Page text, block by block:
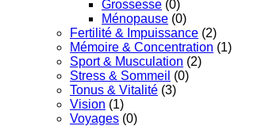
Grossesse (0)
Ménopause (0)
Fertilité & Impuissance (2)
Mémoire & Concentration (1)
Sport & Musculation (2)
Stress & Sommeil (0)
Tonus & Vitalité (3)
Vision (1)
Voyages (0)